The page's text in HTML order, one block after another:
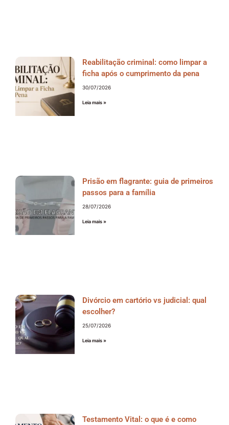
Reabilitação criminal: como limpar a
ficha após o cumprimento da pena
30/07/2026
Leia mais »
Prisão em flagrante: guia de primeiros
passos para a família
28/07/2026
Leia mais »
Divórcio em cartório vs judicial: qual
escolher?
25/07/2026
Leia mais »
Testamento Vital: o que é e como